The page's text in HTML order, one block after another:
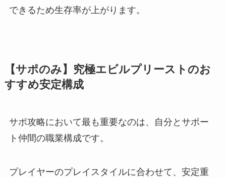
できるため生存率が上がります。
【サポのみ】究極エビルプリーストのお
すすめ安定構成
サポ攻略において最も重要なのは、自分とサポー
ト仲間の職業構成です。
プレイヤーのプレイスタイルに合わせて、安定重